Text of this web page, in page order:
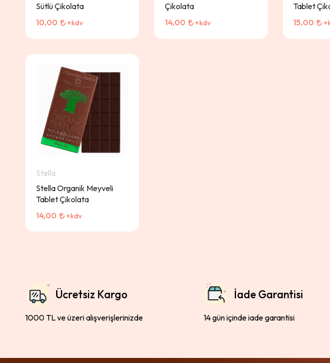
Sütlü Çikolata
10,00
+kdv
Çikolata
14,00
+kdv
Tablet
15,00
Stella
Stella Organik Meyveli
Tablet Çikolata
14,00
+kdv
Ücretsiz Kargo
1000 TL ve üzeri alışverişlerinizde
İade Garantisi
14 gün içinde iade garantisi